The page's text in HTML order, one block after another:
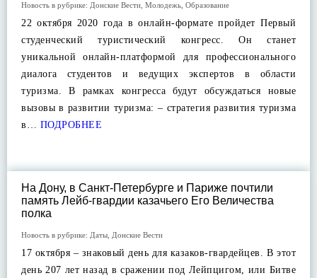
Новость в рубрике: Донские Вести Молодежь Образование
22 октября 2020 года в онлайн-формате пройдет Первый
студенческий туристический конгресс. Он станет
уникальной онлайн-платформой для профессионального
диалога студентов и ведущих экспертов в области
туризма. В рамках конгресса будут обсуждаться новые
вызовы в развитии туризма: – стратегия развития туризма
в… ПОДРОБНЕЕ
На Дону, в Санкт-Петербурге и Париже почтили
память Лейб-гвардии казачьего Его Величества
полка
Новость в рубрике: Даты Донские Вести
17 октября – знаковый день для казаков-гвардейцев. В этот
день 207 лет назад в сражении под Лейпцигом, или Битве